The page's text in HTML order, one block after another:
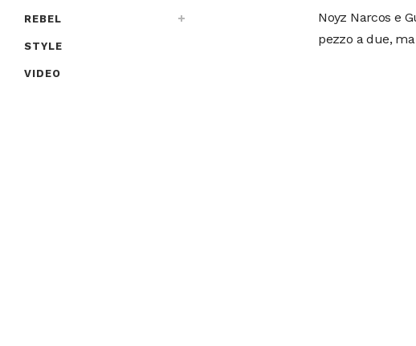
REBEL
STYLE
VIDEO
Noyz Narcos e
pezzo a due,